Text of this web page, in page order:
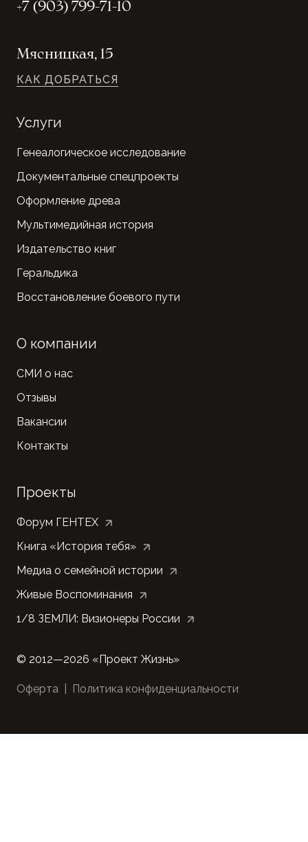
+7 (903) 799-71-10
Мясницкая, 15
КАК ДОБРАТЬСЯ
Услуги
Генеалогическое исследование
Документальные спецпроекты
Оформление древа
Мультимедийная история
Издательство книг
Геральдика
Восстановление боевого пути
О компании
СМИ о нас
Отзывы
Вакансии
Контакты
Проекты
Форум ГЕНТЕХ
Книга «История тебя»
Медиа о семейной истории
Живые Воспоминания
1/8 ЗЕМЛИ: Визионеры России
© 2012—2026 «Проект Жизнь»
Оферта Политика конфиденциальности